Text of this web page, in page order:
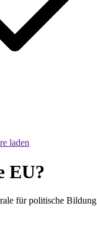
laden
EU?
für politische Bildung